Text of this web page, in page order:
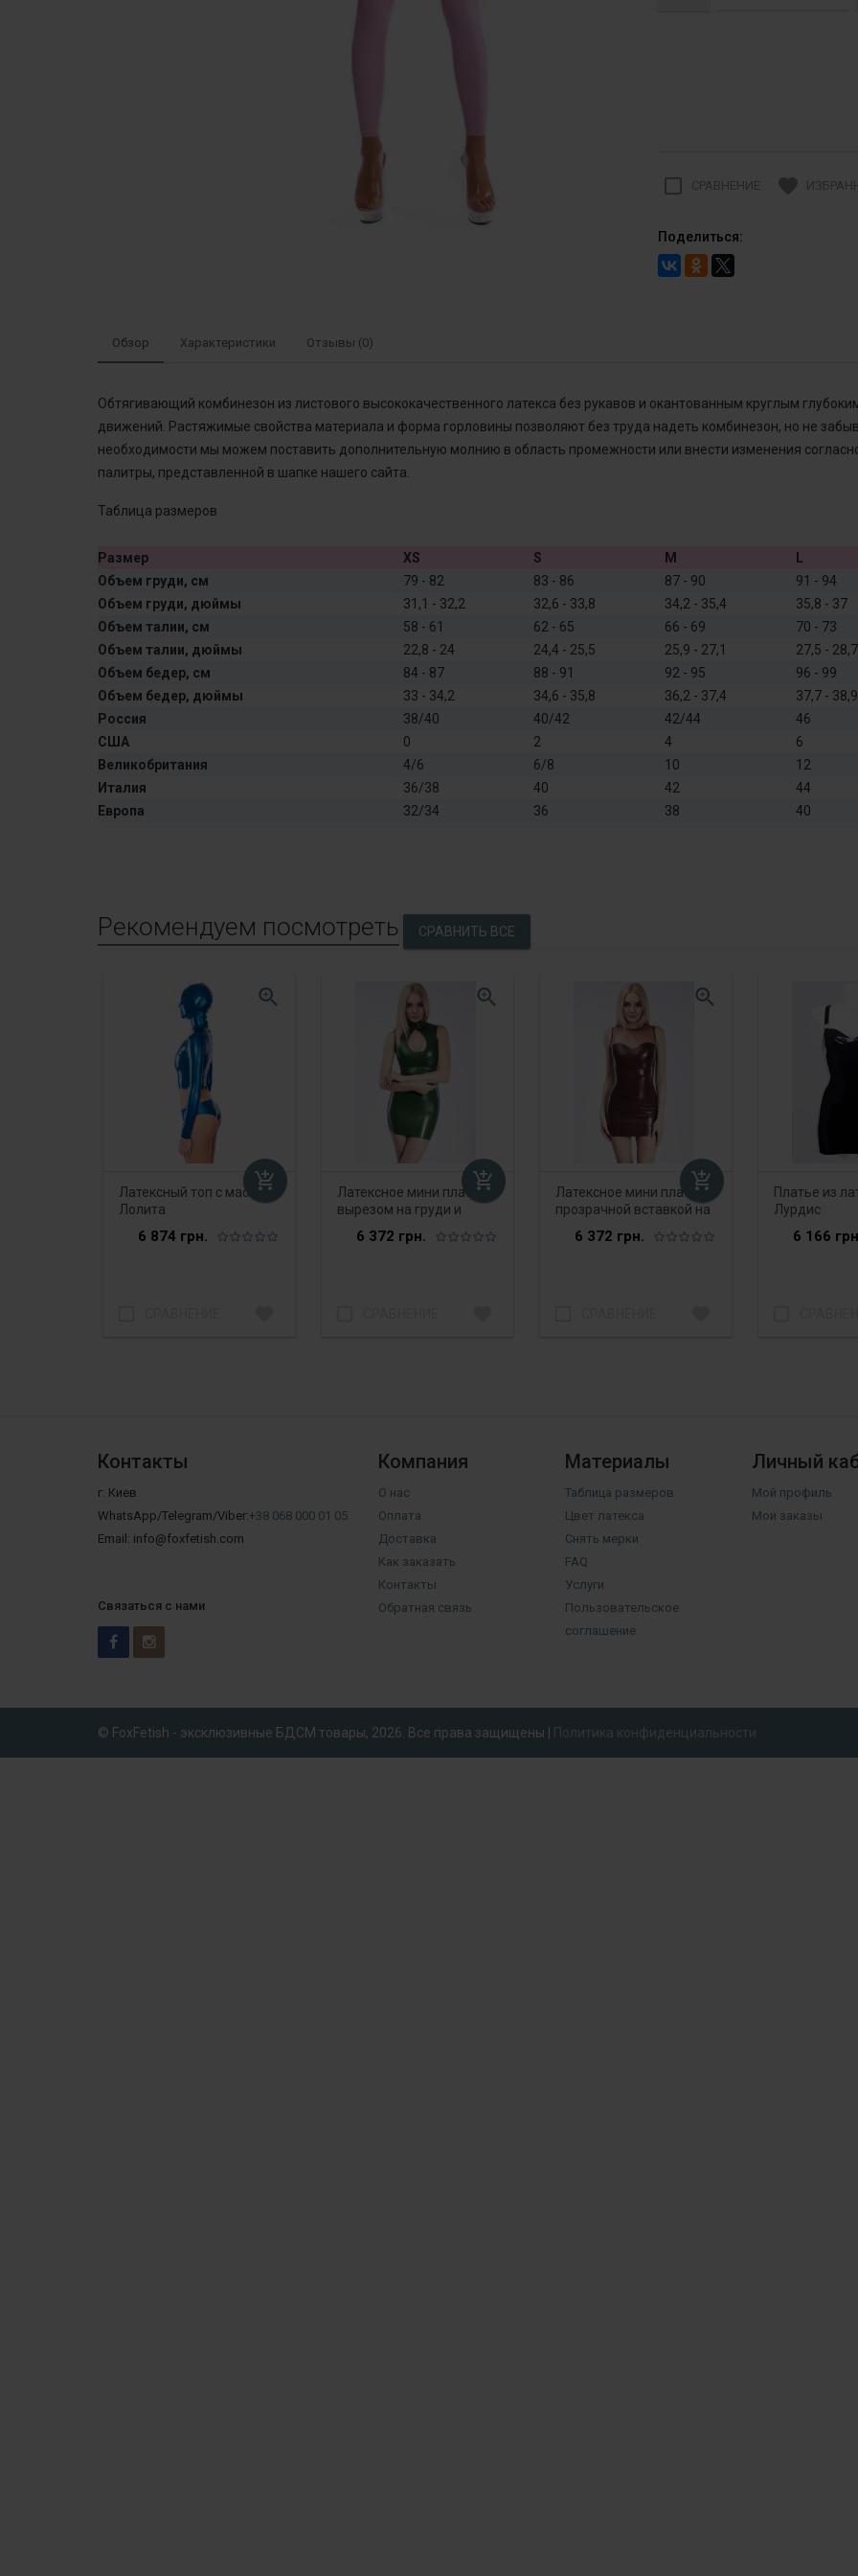
check_box_outline_blank СРАВНЕНИЕ favorite
Поделиться:
Обзор Характеристики Отзывы (0)
Обтягивающий комбинезон из листового высококачественного латекса без рукавов и окантованным круглым
движений. Растяжимые свойства материала и форма горловины позволяют без труда надеть комбинезон, но не
необходимости мы можем поставить дополнительную молнию в область промежности или внести изменения
палитры, представленной в шапке нашего сайта.
Таблица размеров
Размер XS S M L
Объем груди, см
79 - 82 83 - 86 87 - 90 91 - 94
Объем груди, дюймы
31,1 - 32,2 32,6 - 33,8 34,2 - 35,4 35,8 - 37
Объем талии, см
58 - 61 62 - 65 66 - 69 70 - 73
Объем талии, дюймы
22,8 - 24 24,4 - 25,5 25,9 - 27,1 27,5 - 28,7
Объем бедер, см
84 - 87 88 - 91 92 - 95 96 - 99
Объем бедер, дюймы
33 - 34,2 34,6 - 35,8 36,2 - 37,4 37,7 - 38,9
Россия
38/40 40/42 42/44 46
США
0 2 4 6
Великобритания
4/6 6/8 10 12
Италия
36/38 40 42 44
Европа
32/34 36 38 40
Рекомендуем посмотреть
Латексный топ с маской
Лолита
6 874 грн.
add_shopping_cart
zoom_in
Латексное мини платье с
вырезом на груди и
6 372 грн.
add_shopping_cart
zoom_in
Латексное мини платье с
прозрачной вставкой на
6 372 грн.
add_shopping_cart
zoom_in
Платье из
Лурдис
6 166
Контакты
г. Киев
WhatsApp/Telegram/Viber:+38 068 000 01 05
Email: info@foxfetish.com
Связаться с нами
Компания
О нас
Оплата
Доставка
Как заказать
Контакты
Обратная связь
Материалы
Таблица размеров
Цвет латекса
Снять мерки
FAQ
Услуги
Пользовательское
соглашение
Личный
Мой профиль
Мои заказы
© FoxFetish - эксклюзивные БДСМ товары, 2026. Все права защищены | Политика конфиденциальности